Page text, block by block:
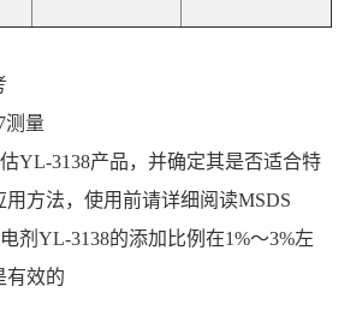
测量
YL-3138产品，并确定其是否适合特
方法，使用前请详细阅读MSDS
剂YL-3138的添加比例在1%～3%左
有效的